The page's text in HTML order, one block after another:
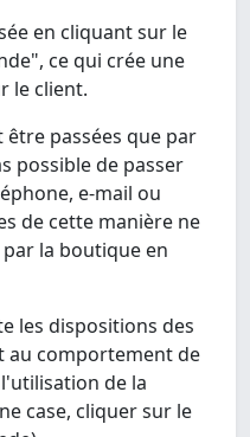
en cliquant sur le
ce qui crée une
le client.
être passées que par
possible de passer
e-mail ou
de cette manière ne
la boutique en
les dispositions des
au comportement de
de la
case, cliquer sur le